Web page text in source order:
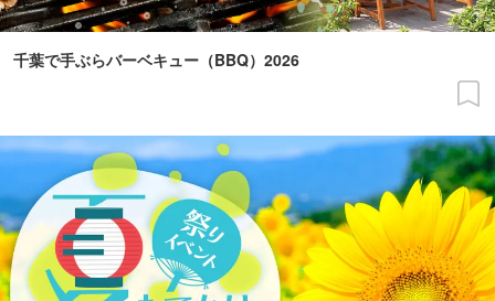
千葉で手ぶらバーベキュー（BBQ）2026